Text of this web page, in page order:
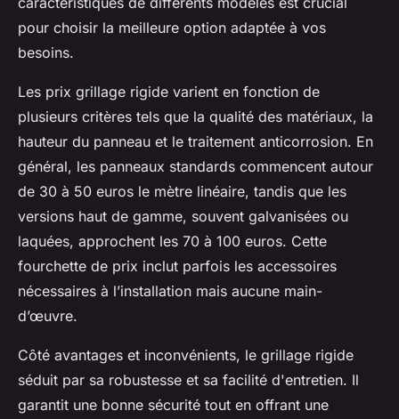
pour choisir la meilleure option adaptée à vos
besoins.
Les prix grillage rigide varient en fonction de
plusieurs critères tels que la qualité des matériaux, la
hauteur du panneau et le traitement anticorrosion. En
général, les panneaux standards commencent autour
de 30 à 50 euros le mètre linéaire, tandis que les
versions haut de gamme, souvent galvanisées ou
laquées, approchent les 70 à 100 euros. Cette
fourchette de prix inclut parfois les accessoires
nécessaires à l’installation mais aucune main-
d’œuvre.
Côté avantages et inconvénients, le grillage rigide
séduit par sa robustesse et sa facilité d'entretien. Il
garantit une bonne sécurité tout en offrant une